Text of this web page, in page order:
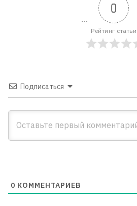
0
Рейтинг статьи
Подписаться
0 КОММЕНТАРИЕВ